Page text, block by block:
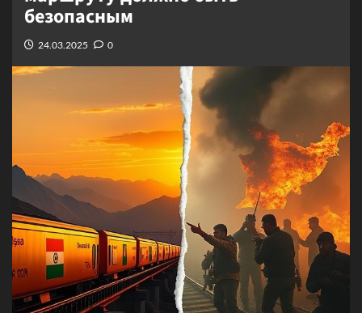
безопасным
24.03.2025 0